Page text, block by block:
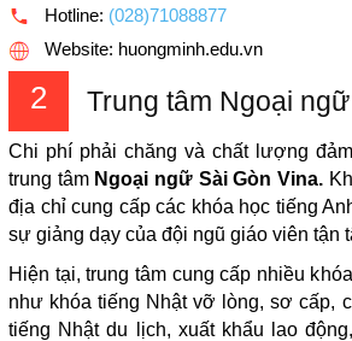
Hotline: (028)71088877
Website: huongminh.edu.vn
2 Trung tâm Ngoại
Chi phí phải chăng và chất lượng
trung tâm Ngoại ngữ Sài Gòn Vina.
địa chỉ cung cấp các khóa học tiếng
sự giảng dạy của đội ngũ giáo viên tận
Hiện tại, trung tâm cung cấp nhiều
như khóa tiếng Nhật vỡ lòng, sơ cấp,
tiếng Nhật du lịch, xuất khẩu lao